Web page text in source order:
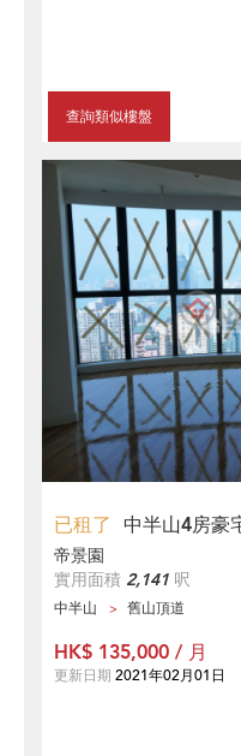
查詢類似樓盤
已租了 中半山4房豪
帝景園
實用面積 2,141 呎
中半山 舊山頂道
HK$ 135,000 / 月
更新日期 2021年02月01日